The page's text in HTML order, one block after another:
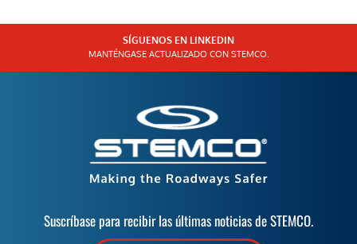
SÍGUENOS EN LINKEDIN
MANTÉNGASE ACTUALIZADO CON STEMCO.
Suscríbase para recibir las últimas noticias de STEMCO.